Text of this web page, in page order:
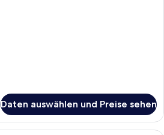
Daten auswählen und Preise sehen